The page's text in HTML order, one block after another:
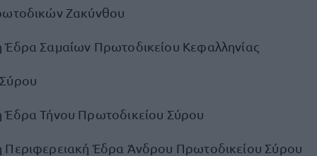
Ζακύνθου
Έδρα Σαμαίων Πρωτοδικείου Κεφαλληνίας
Έδρα Τήνου Πρωτοδικείου Σύρου
Περιφερειακή Έδρα Άνδρου Πρωτοδικείου Σύρου